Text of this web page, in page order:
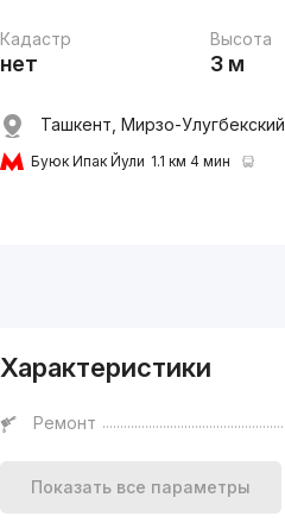
Кадастр
нет
Высота
3 м
Ташкент, Мирзо-Улугбекский,
Буюк Ипак Йули 1.1 км 4 мин
Характеристики
Ремонт
Показать все параметры